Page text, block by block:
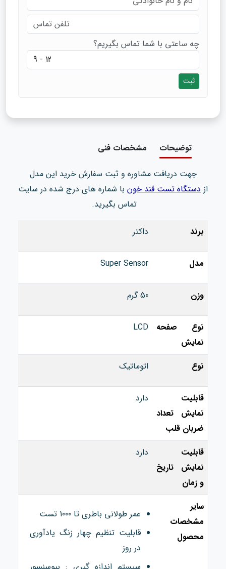
چه ساعتی با شما تماس بگیریم؟
ثبت
توضیحات مشخصات فنی
جهت دریافت مشاوره و ثبت سفارش خرید این مدل
از دستگاه تست قند خون با شماره های درج شده در سایت
تماس بگیرید.
برند داکتر
مدل Super Sensor
وزن 50 گرم
نوع صفحه
نمایش
LCD
نوع اتوماتیک
قابلیت
نمایش تعداد
ضربان قلب
دارد
قابلیت
نمایش تاریخ
و زمان
دارد
سایر
مشخصات
محصول
عمر طولانی باطری تا 1000 تست
قابلیت تنظیم چهار زنگ یادآوری
در روز